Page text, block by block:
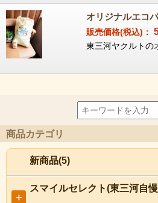
オリジナルエコ
販売価格(税込)：
東三河ヤクルトの
商品カテゴリ
新商品(5)
＋
スマイルセレクト(東三河自